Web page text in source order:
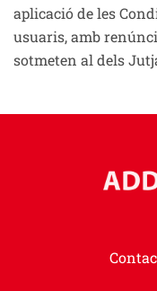
aplicació de les
usuaris, amb
sotmeten al dels